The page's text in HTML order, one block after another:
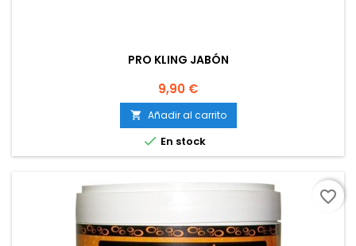
PRO KLING JABÓN
Precio
9,90 €
 Añadir al carrito
 En stock
favorite_border